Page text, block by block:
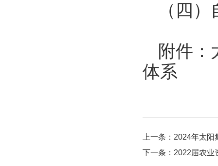
（四
附件：
体系
上一条： 2024年太阳
下一条： 2022届农业